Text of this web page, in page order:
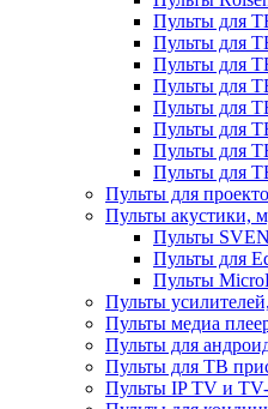
Пульты для
Пульты для
Пульты для
Пульты для
Пульты для
Пульты для
Пульты для
Пульты для
Пульты для
Пульты акустики,
Пульты
Пульты для
Пульты
Пульты
Пульты медиа
Пульты для
Пульты для ТВ
Пульты IP TV и